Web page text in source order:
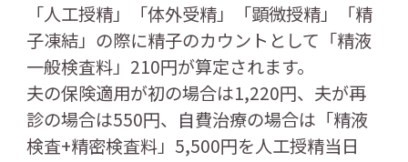
「人工授精」「体外受精」「顕微授精」「精
子凍結」の際に精子のカウントとして「精液
一般検査料」210円が算定されます。
夫の保険適用が初の場合は1,220円、夫が再
診の場合は550円、自費治療の場合は「精液
検査+精密検査料」5,500円を人工授精当日